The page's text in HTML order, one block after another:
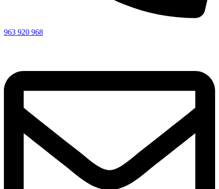
963 920 968